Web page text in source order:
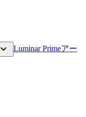
expand_more Luminar Primeアー